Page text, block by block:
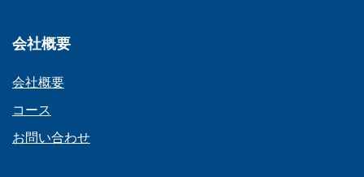
会社概要
会社概要
コース
お問い合わせ